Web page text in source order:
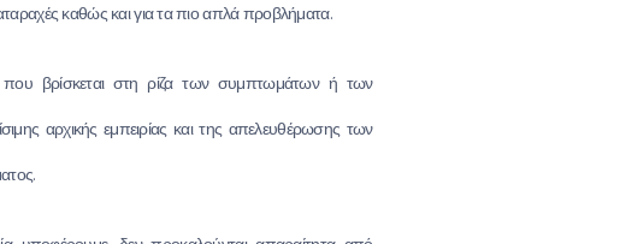
καθώς και για τα πιο απλά προβλήματα.
που βρίσκεται στη ρίζα των συμπτωμάτων ή των
αρχικής εμπειρίας και της απελευθέρωσης των